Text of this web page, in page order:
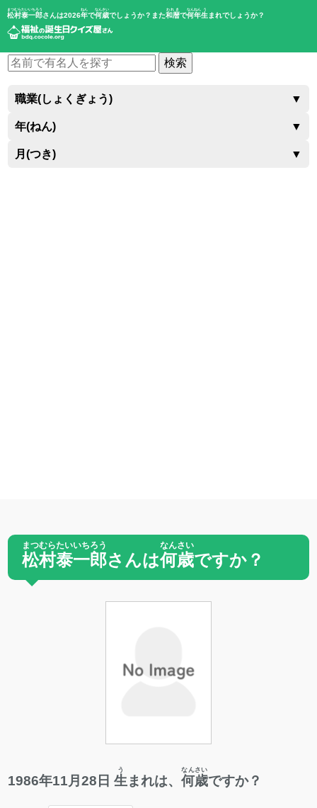
松村泰一郎
まつむらたいいちろう
さんは2026年
ねん
で何歳
なんさい
でしょうか？また和暦
われき
で何年
なんねん
生
う
まれでしょうか？
検索
職業(しょくぎょう) ▼
年(ねん) ▼
月(つき) ▼
松村泰一郎
まつむらたいいちろう
さんは何歳
なんさい
ですか？
1986年11月28 日 生
う
まれは、何歳
なんさい
ですか？